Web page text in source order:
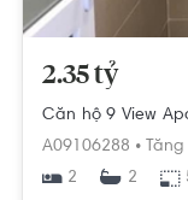
2.35 tỷ
A09106288 •
2
2